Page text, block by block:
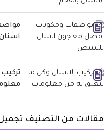
مقالات من التصنيف تجميل